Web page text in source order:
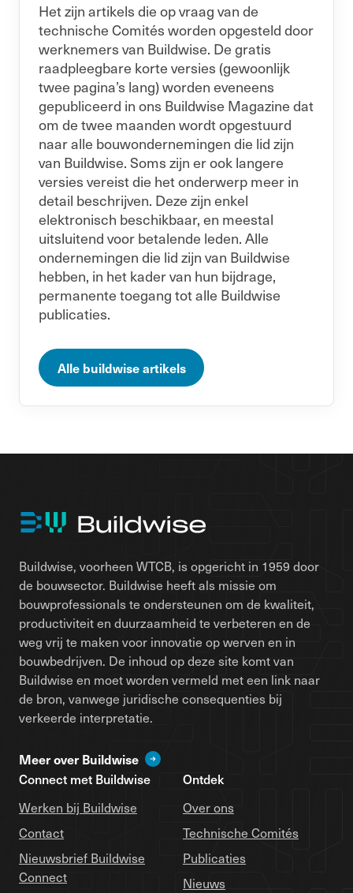
Het zijn artikels die op vraag van de
technische Comités worden opgesteld door
werknemers van Buildwise. De gratis
raadpleegbare korte versies (gewoonlijk
twee pagina’s lang) worden eveneens
gepubliceerd in ons Buildwise Magazine dat
om de twee maanden wordt opgestuurd
naar alle bouwondernemingen die lid zijn
van Buildwise. Soms zijn er ook langere
versies vereist die het onderwerp meer in
detail beschrijven. Deze zijn enkel
elektronisch beschikbaar, en meestal
uitsluitend voor betalende leden. Alle
ondernemingen die lid zijn van Buildwise
hebben, in het kader van hun bijdrage,
permanente toegang tot alle Buildwise
publicaties.
Alle buildwise artikels
Buildwise, voorheen WTCB, is opgericht in 1959 door
de bouwsector. Buildwise heeft als missie om
bouwprofessionals te ondersteunen om de kwaliteit,
productiviteit en duurzaamheid te verbeteren en de
weg vrij te maken voor innovatie op werven en in
bouwbedrijven. De inhoud op deze site komt van
Buildwise en moet worden vermeld met een link naar
de bron, vanwege juridische consequenties bij
verkeerde interpretatie.
Meer over Buildwise
Connect met Buildwise
Werken bij Buildwise
Contact
Nieuwsbrief Buildwise
Connect
Ontdek
Over ons
Technische Comités
Publicaties
Nieuws